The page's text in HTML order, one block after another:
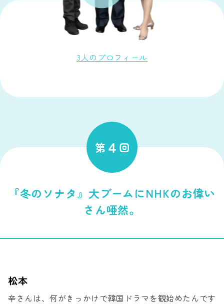
3人のプロフィール
第 ４ 回
『冬のソナタ』大ブームにNHKのお偉い
さん唖然。
松本
辛さんは、何がきっかけで韓国ドラマを観始めたんです